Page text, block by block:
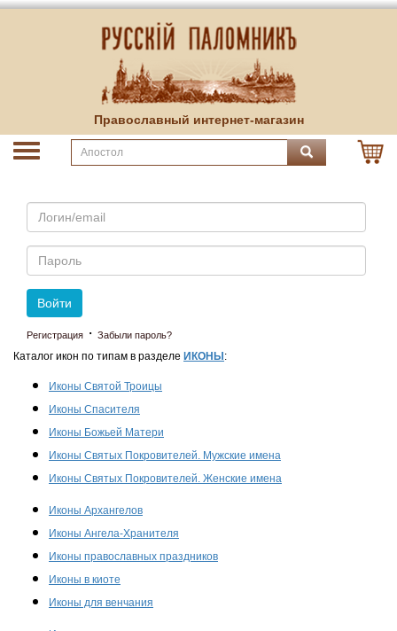
Православный интернет-магазин
Email
Пароль
Войти
Регистрация · Забыли пароль?
Каталог икон по типам в разделе ИКОНЫ :
Иконы Святой Троицы
Иконы Спасителя
Иконы Божьей Матери
Иконы Святых Покровителей. Мужские имена
Иконы Святых Покровителей. Женские имена
Иконы Архангелов
Иконы Ангела-Хранителя
Иконы православных праздников
Иконы в киоте
Иконы для венчания